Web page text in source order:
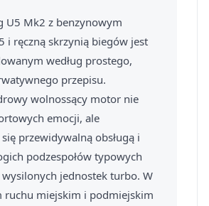
U5 Mk2 z benzynowym
i ręczną skrzynią biegów jest
według prostego,
przepisu.
wolnossący motor nie
emocji, ale
przewidywalną obsługą i
podzespołów typowych
jednostek turbo. W
ruchu miejskim i podmiejskim